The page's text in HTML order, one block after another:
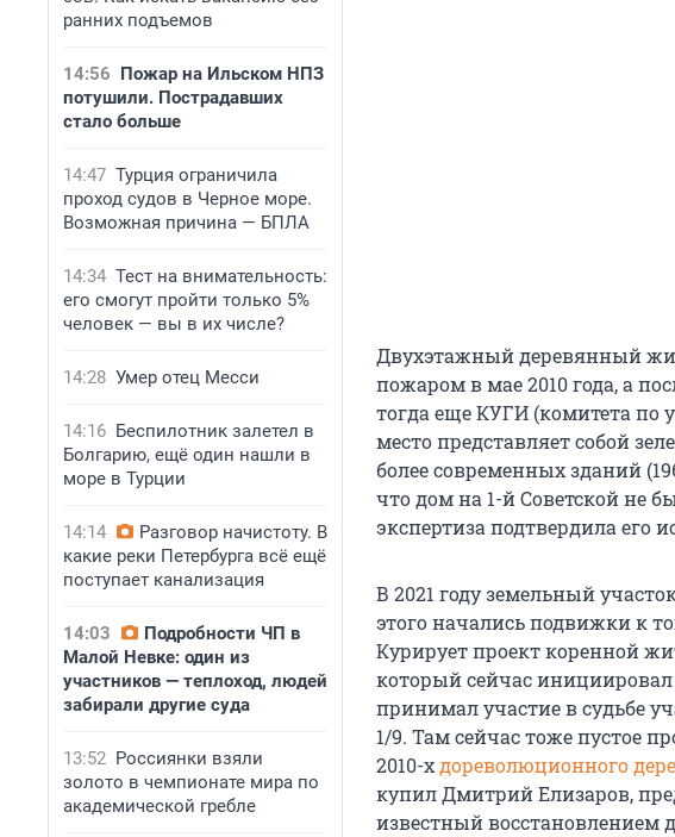
ранних подъемов
14:56 Пожар на Ильском НПЗ
потушили. Пострадавших
стало больше
14:47 Турция ограничила
проход судов в Черное море.
Возможная причина — БПЛА
14:34 Тест на внимательность:
его смогут пройти только 5%
человек — вы в их числе?
14:28 Умер отец Месси
14:16 Беспилотник залетел в
Болгарию, ещё один нашли в
море в Турции
14:14
Разговор начистоту. В
какие реки Петербурга всё ещё
поступает канализация
14:03
Подробности ЧП в
Малой Невке: один из
участников — теплоход, людей
забирали другие суда
13:52 Россиянки взяли
золото в чемпионате мира по
академической гребле
Двухэтажный деревянный
пожаром в мае 2010 года, а
тогда еще КУГИ (комитета по
место представляет собой
более современных зданий
что дом на 1-й Советской не
экспертиза подтвердила его
В 2021 году земельный
этого начались подвижки к
Курирует проект коренной
который сейчас
принимал участие в судьбе
1/9. Там сейчас тоже пустое
2010-хдореволюционного
купил Дмитрий Елизаров,
известный восстановлением